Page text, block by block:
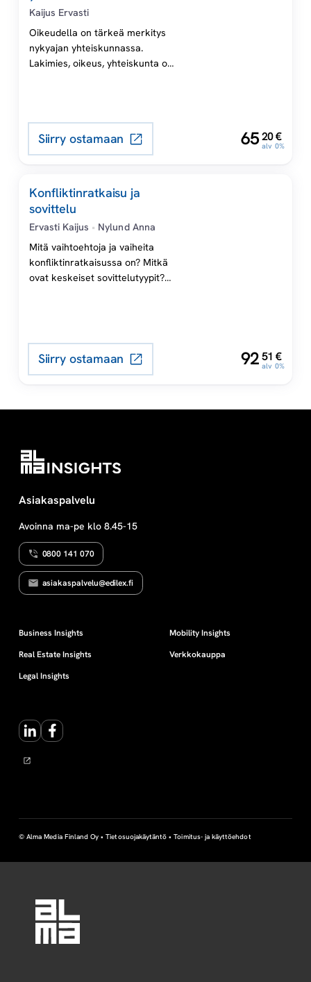
rikossovittelua,
tuomioistuinsovittelua,
perhesovittelua,
naapuruussovittelua ja
ympäristösovittelua.
Kaijus Ervasti
Oikeudella on tärkeä merkitys
nykyajan yhteiskunnassa.
Lakimies, oikeus, yhteiskunta on
tarkasteltu lainvalmistelua ja sen
laatua, lakien vaikutuksia,
konfliktien ratkaisemista,
lakimiesten ammattikuntaa. Kirja
edustaa yhteiskunnallista
oikeustutkimusta. Teos soveltuu
hyvin sekä oppikirjaksi että
asianajajien ja tuomareiden
käyttöön. Se tarjoaa myös
perustietoa oikeudellisen
65,20€
alv 0%
Siirry ostamaan
Konfliktinratkaisu ja
sovittelu
Ervasti Kaijus • Nylund Anna
Mitä vaihtoehtoja ja vaiheita
konfliktinratkaisussa on? Mitkä
ovat keskeiset sovittelutyypit?
huomioida neuvottelussa?
92,51 €
alv 0%
Siirry ostamaan
Asiakaspalvelu
Avoinna ma-pe klo 8.45-15
0800 141 070
asiakaspalvelu@edilex.fi
Business Insights
Real Estate Insights
Legal Insights
Mobility Insights
Verkkokauppa
LinkedInFacebook
© Alma Media Finland Oy •Tietosuojakäytäntö •Toimitus- ja käyttöehdot